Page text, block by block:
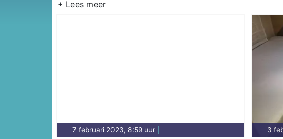
7 februari 2023, 8:59 uur 3